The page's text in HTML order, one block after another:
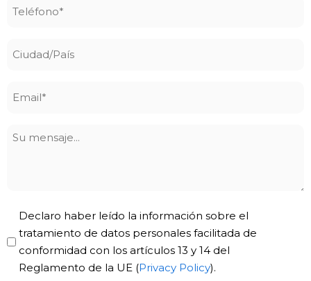
Ciudad/País
Su
Privacy
Policy
*
Declaro haber leído la información sobre el
tratamiento de datos personales facilitada de
conformidad con los artículos 13 y 14 del
Reglamento de la UE (Privacy Policy).